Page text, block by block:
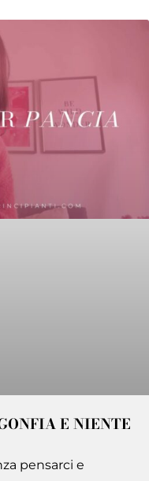
E NIENTE
pensarci e